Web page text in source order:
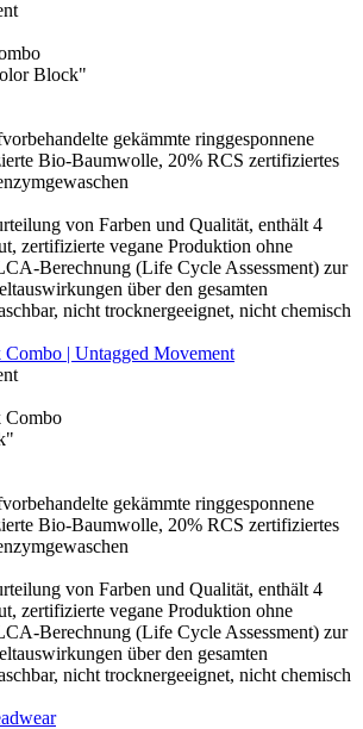
Block"
gekämmte ringgesponnene
Bio-Baumwolle, 20% RCS zertifiziertes
von Farben und Qualität, enthält 4
zertifizierte vegane Produktion ohne
Berechnung (Life Cycle Assessment) zur
über den gesamten
nicht trocknergeeignet, nicht chemisch
| Untagged Movement
Combo
gekämmte ringgesponnene
Bio-Baumwolle, 20% RCS zertifiziertes
von Farben und Qualität, enthält 4
zertifizierte vegane Produktion ohne
Berechnung (Life Cycle Assessment) zur
über den gesamten
nicht trocknergeeignet, nicht chemisch